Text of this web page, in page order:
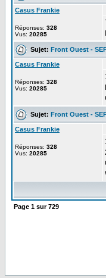
Casus Frankie
Réponses: 328
Vus: 20285
Sujet: Front Ouest -
Casus Frankie
Réponses: 328
Vus: 20285
Sujet: Front Ouest -
Casus Frankie
Réponses: 328
Vus: 20285
Page 1 sur729